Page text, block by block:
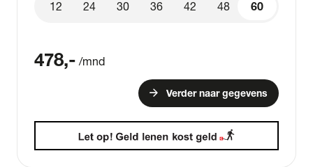
60
12 24 30 36 42 48 60
478,- /mnd
arrow_forward Verder naar gegevens